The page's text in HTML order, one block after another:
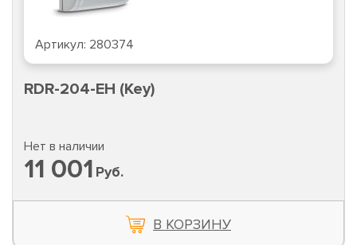
Артикул: 280374
RDR-204-EH (Key)
Нет в наличии
11 001 Руб.
В КОРЗИНУ